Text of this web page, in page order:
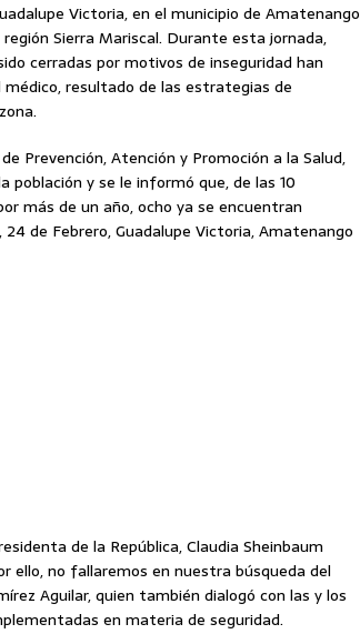
Victoria, en el municipio de Amatenango
Sierra Mariscal. Durante esta jornada,
cerradas por motivos de inseguridad han
resultado de las estrategias de
Prevención, Atención y Promoción a la Salud,
y se le informó que, de las 10
más de un año, ocho ya se encuentran
de Febrero, Guadalupe Victoria, Amatenango
de la República, Claudia Sheinbaum
ello, no fallaremos en nuestra búsqueda del
Aguilar, quien también dialogó con las y los
en materia de seguridad.